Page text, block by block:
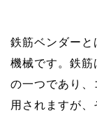
鉄筋ベンダー
機械です。鉄
の一つであり、
用されますが